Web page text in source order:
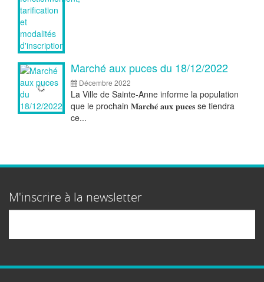
Marché aux puces du 18/12/2022
Décembre 2022
La Ville de Sainte-Anne informe la population
que le prochain 𝐌𝐚𝐫𝐜𝐡𝐞́ 𝐚𝐮𝐱 𝐩𝐮𝐜𝐞𝐬 se tiendra
ce...
M'inscrire à la newsletter